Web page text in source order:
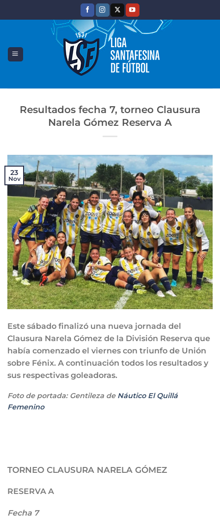
Resultados fecha 7, torneo Clausura
Narela Gómez Reserva A
23
Nov
Este sábado finalizó una nueva jornada del
Clausura Narela Gómez de la División Reserva que
había comenzado el viernes con triunfo de Unión
sobre Fénix. A continuación todos los resultados y
sus respectivas goleadoras.
Foto de portada: Gentileza de Náutico El Quillá
Femenino
TORNEO CLAUSURA NARELA GÓMEZ
RESERVA A
Fecha 7